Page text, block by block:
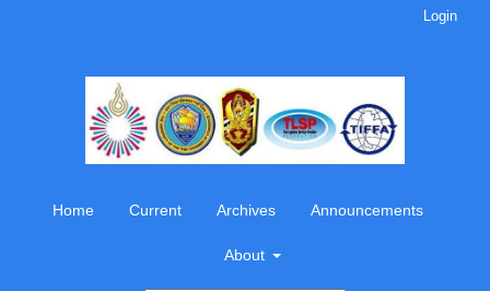
Home Current Archives Announcements
About
Login